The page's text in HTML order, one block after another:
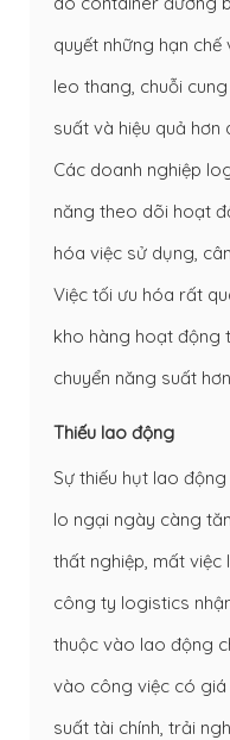
quyết những hạn
leo thang, chuỗi
suất và hiệu quả
Các doanh nghiệp
năng theo dõi hoạt
hóa việc sử dụng,
Việc tối ưu hóa rất
kho hàng hoạt động
chuyển năng suất
Thiếu lao động
Sự thiếu hụt lao
lo ngại ngày càng
thất nghiệp, mất việc
công ty logistics
thuộc vào lao động
vào công việc có giá
suất tài chính, trải